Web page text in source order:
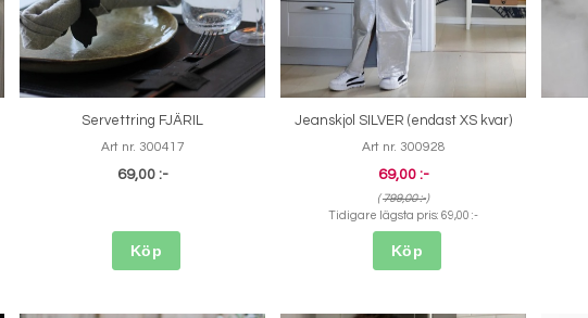
Servettring FJÄRIL
Art nr. 300417
69,00 :-
Köp
Jeanskjol SILVER (endast XS kvar)
Art nr. 300928
69,00 :-
(799,00 :-)
Tidigare lägsta pris: 69,00 :-
Köp